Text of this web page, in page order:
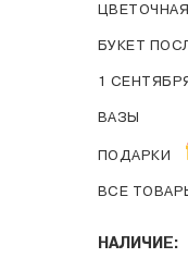
БУКЕТ
1
ВАЗЫ
ПОДАРКИ
ВСЕ
НАЛИЧИЕ: